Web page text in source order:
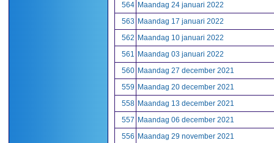
564 Maandag 24 januari 2022
563 Maandag 17 januari 2022
562 Maandag 10 januari 2022
561 Maandag 03 januari 2022
560 Maandag 27 december 2021
559 Maandag 20 december 2021
558 Maandag 13 december 2021
557 Maandag 06 december 2021
556 Maandag 29 november 2021